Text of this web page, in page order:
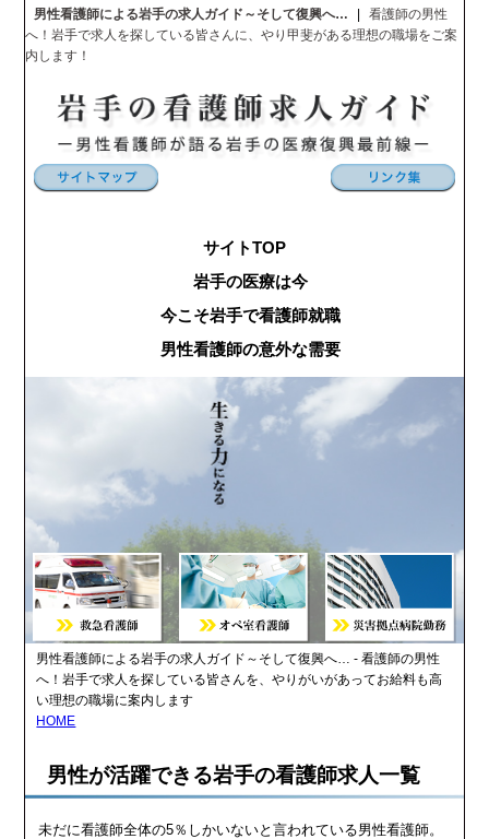
男性看護師による岩手の求人ガイド～そして復興へ…
看護師の男性
へ！岩手で求人を探している皆さんに、やり甲斐がある理想の職場をご案
内します！
サイトTOP
岩手の医療は今
今こそ岩手で看護師就職
男性看護師の意外な需要
男性看護師による岩手の求人ガイド～そして復興へ… - 看護師の男性
へ！岩手で求人を探している皆さんを、やりがいがあってお給料も高
い理想の職場に案内します
HOME
男性が活躍できる岩手の看護師求人一覧
未だに看護師全体の5％しかいないと言われている男性看護師。